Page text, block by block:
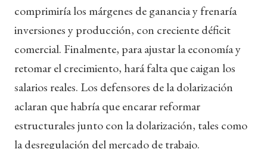
comprimiría los márgenes de ganancia y frenaría
inversiones y producción, con creciente déficit
comercial. Finalmente, para ajustar la economía y
retomar el crecimiento, hará falta que caigan los
salarios reales. Los defensores de la dolarización
aclaran que habría que encarar reformar
estructurales junto con la dolarización, tales como
la desregulación del mercado de trabajo.